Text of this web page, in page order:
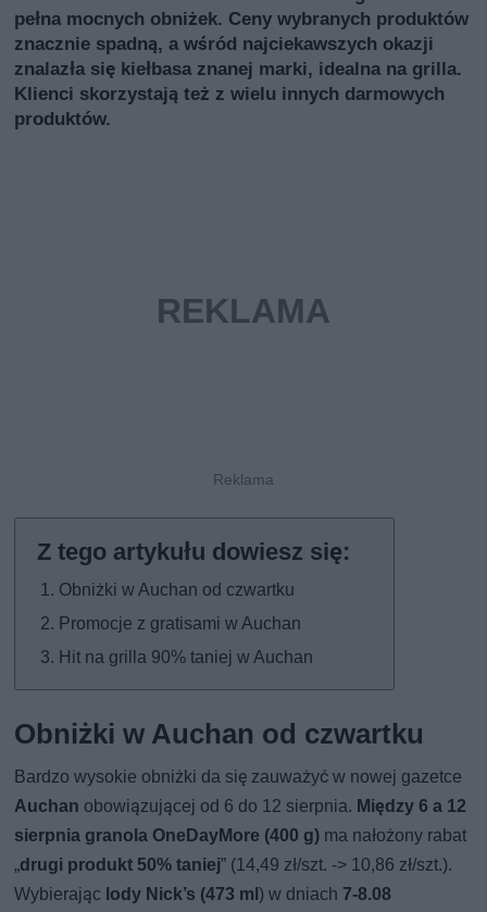
pełna mocnych obniżek. Ceny wybranych produktów
znacznie spadną, a wśród najciekawszych okazji
znalazła się kiełbasa znanej marki, idealna na grilla.
Klienci skorzystają też z wielu innych darmowych
produktów.
Obniżki w Auchan od czwartku
Promocje z gratisami w Auchan
Hit na grilla 90% taniej w Auchan
Obniżki w Auchan od czwartku
Bardzo wysokie obniżki da się zauważyć w nowej gazetce
Auchan obowiązującej od 6 do 12 sierpnia. Między 6 a 12
sierpnia granola OneDayMore (400 g) ma nałożony rabat
„drugi produkt 50% taniej” (14,49 zł/szt. -> 10,86 zł/szt.).
Wybierając lody Nick’s (473 ml) w dniach 7-8.08